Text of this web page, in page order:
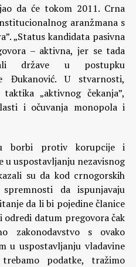
da će tokom 2011. Crna
aranžmana s
„Status kandidata pasivna
– aktivna, jer se tada
države u postupku
Đukanović. U stvarnosti,
„aktivnog čekanja”,
i očuvanja monopola i
borbi protiv korupcije i
uspostavljanju nezavisnog
su da kod crnogorskih
da ispunjavaju
da li bi pojedine članice
odredi datum pregovora čak
zakonodavstvo s ovako
u uspostavljanju vladavine
podatke, tražimo